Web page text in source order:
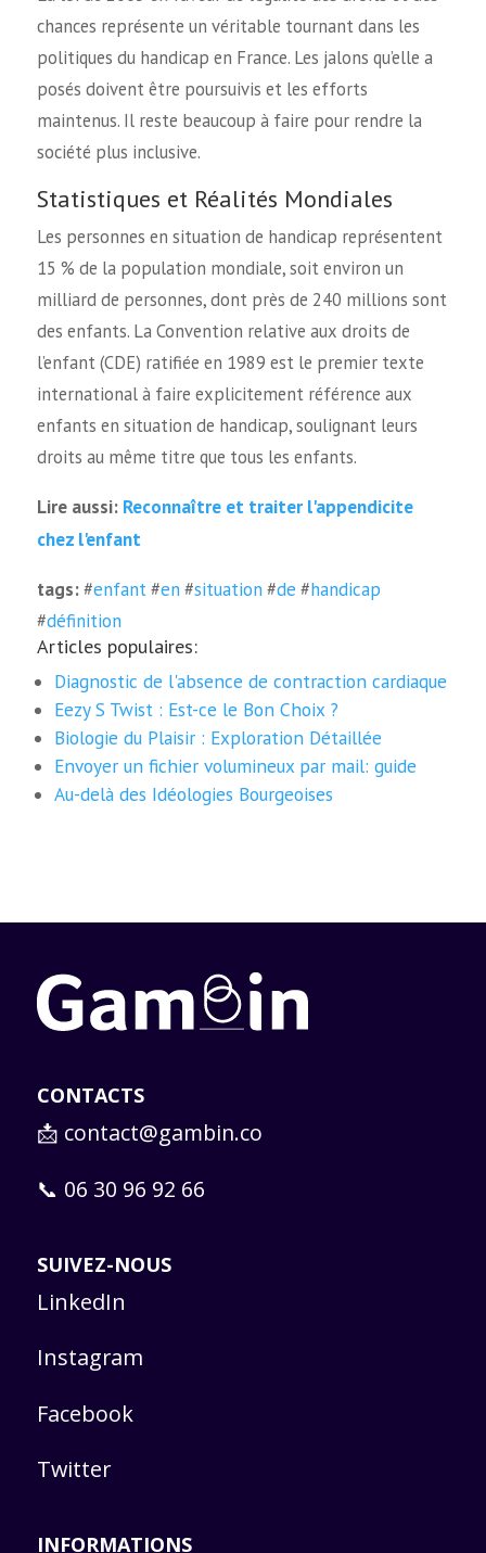
chances représente un véritable tournant dans les
politiques du handicap en France. Les jalons qu’elle a
posés doivent être poursuivis et les efforts
maintenus. Il reste beaucoup à faire pour rendre la
société plus inclusive.
Statistiques et Réalités Mondiales
Les personnes en situation de handicap représentent
15 % de la population mondiale, soit environ un
milliard de personnes, dont près de 240 millions sont
des enfants. La Convention relative aux droits de
l’enfant (CDE) ratifiée en 1989 est le premier texte
international à faire explicitement référence aux
enfants en situation de handicap, soulignant leurs
droits au même titre que tous les enfants.
Lire aussi: Reconnaître et traiter l'appendicite
chez l'enfant
tags:#enfant#en #situation #de #handicap
#définition
Articles populaires:
Diagnostic de l'absence de contraction cardiaque
Eezy S Twist : Est-ce le Bon Choix ?
Biologie du Plaisir : Exploration Détaillée
Envoyer un fichier volumineux par mail: guide
Au-delà des Idéologies Bourgeoises
CONTACTS
📩 contact@gambin.co
📞 06 30 96 92 66
SUIVEZ-NOUS
LinkedIn
Instagram
Facebook
Twitter
INFORMATIONS